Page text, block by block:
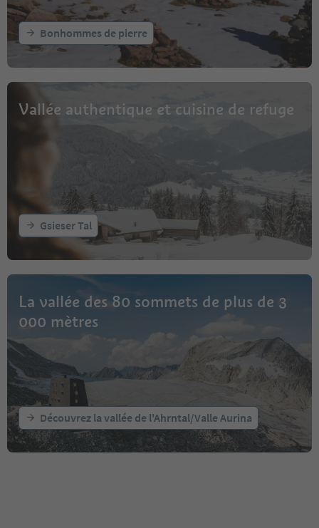
Bonhommes de pierre
Vallée authentique et cuisine de refuge
Gsieser Tal
La vallée des 80 sommets de plus de 3
000 mètres
Découvrez la vallée de l'Ahrntal/Valle Aurina